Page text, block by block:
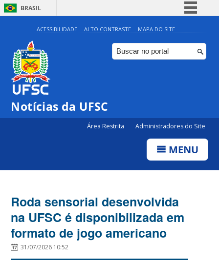
BRASIL
Simplifique!
Comunica BR
Participe
ACESSIBILIDADE ALTO CONTRASTE MAPA DO SITE
Notícias da UFSC
Área Restrita Administradores do Site
MENU
Roda sensorial desenvolvida
na UFSC é disponibilizada em
formato de jogo americano
31/07/2026 10:52